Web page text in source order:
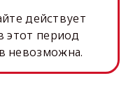
действует
период
невозможна.